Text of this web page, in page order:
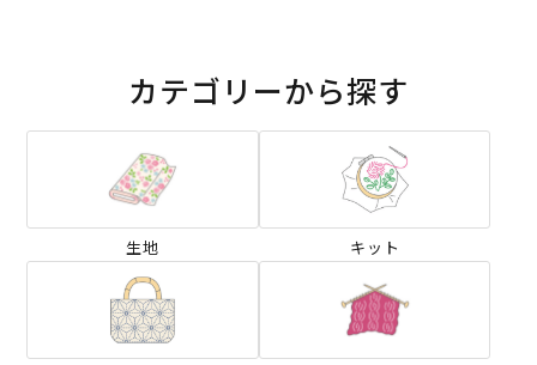
カテゴリーから探す
生地 キット